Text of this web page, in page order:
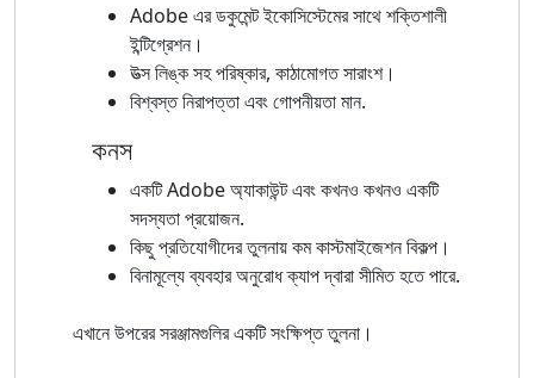
Adobe এর ডকুমেন্ট ইকোসিস্টেমের সাথে শক্তিশালী
ইন্টিগ্রেশন।
উত্স লিঙ্ক সহ পরিষ্কার, কাঠামোগত সারাংশ।
বিশ্বস্ত নিরাপত্তা এবং গোপনীয়তা মান.
কনস
একটি Adobe অ্যাকাউন্ট এবং কখনও কখনও একটি
সদস্যতা প্রয়োজন.
কিছু প্রতিযোগীদের তুলনায় কম কাস্টমাইজেশন বিকল্প।
বিনামূল্যে ব্যবহার অনুরোধ ক্যাপ দ্বারা সীমিত হতে পারে.
এখানে উপরের সরঞ্জামগুলির একটি সংক্ষিপ্ত তুলনা।